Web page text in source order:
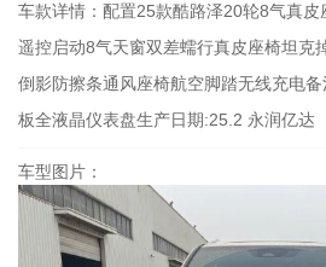
车款详情： 配置25款酷路泽20轮8气真皮
遥控启动8气天窗双差蠕行真皮座椅坦克
倒影防擦条通风座椅航空脚踏无线充电
板全液晶仪表盘生产日期:25.2 永润亿达
车型图片：